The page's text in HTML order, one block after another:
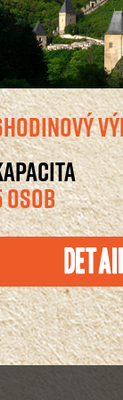
OSOB